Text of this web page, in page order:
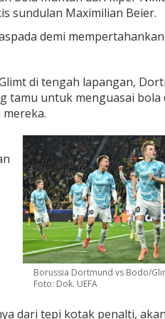
sundulan Maximilian Beier.
demi mempertahankan
di tengah lapangan,
tamu untuk menguasai bola
Borussia Dortmund vs Bodo/
Foto: Dok. UEFA
dari tepi kotak penalti, akan
09:13 WIB